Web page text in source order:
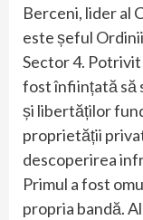
Berceni, lider al
este șeful
Sector 4.
fost înființată să
și libertăților
proprietății
descoperirea
Primul a fost
propria bandă.